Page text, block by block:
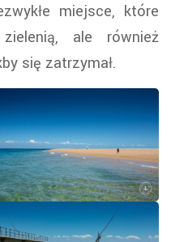
miejsce, które
ale również
się zatrzymał.